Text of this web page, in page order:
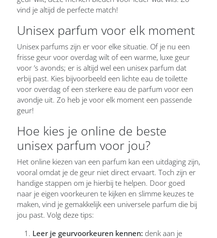
vind je altijd de perfecte match!
Unisex parfum voor elk moment
Unisex parfums zijn er voor elke situatie. Of je nu een
frisse geur voor overdag wilt of een warme, luxe geur
voor ’s avonds; er is altijd wel een unisex parfum dat
erbij past. Kies bijvoorbeeld een lichte eau de toilette
voor overdag of een sterkere eau de parfum voor een
avondje uit. Zo heb je voor elk moment een passende
geur!
Hoe kies je online de beste
unisex parfum voor jou?
Het online kiezen van een parfum kan een uitdaging zijn,
vooral omdat je de geur niet direct ervaart. Toch zijn er
handige stappen om je hierbij te helpen. Door goed
naar je eigen voorkeuren te kijken en slimme keuzes te
maken, vind je gemakkelijk een universele parfum die bij
jou past. Volg deze tips:
Leer je geurvoorkeuren kennen: denk aan je